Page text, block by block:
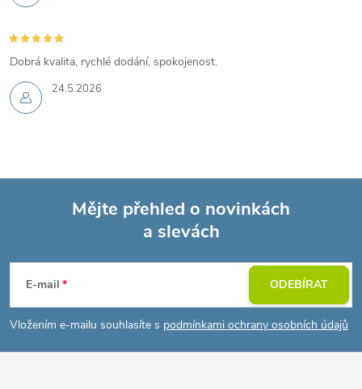
24.5.2026
Dobrá kvalita, rychlé dodání, spokojenost.
p
a
Mějte přehled o novinkách
a slevách
E-mail
Vložením e-mailu souhlasíte s podmínkami ochrany osobních údajů
ODEBÍRAT